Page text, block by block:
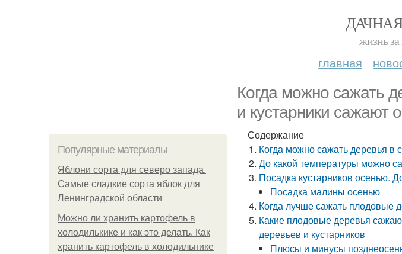
жизнь
главная
Когда можно сажать
и кустарники сажают
Популярные материалы
Яблони сорта для северо запада.
Самые сладкие сорта яблок для
Ленинградской области
Можно ли хранить картофель в
холодилькике и как это делать. Как
хранить картофель в холодильнике
Содержание
Когда можно сажать деревья в
До какой температуры можно
Посадка кустарников осенью.
Посадка малины осенью
Когда лучше сажать плодовые
Какие плодовые деревья
деревьев и кустарников
Плюсы и минусы